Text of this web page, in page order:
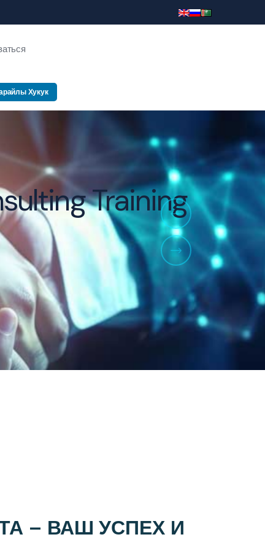
Хукук
Тренинг
– ВАШ УСПЕХ И